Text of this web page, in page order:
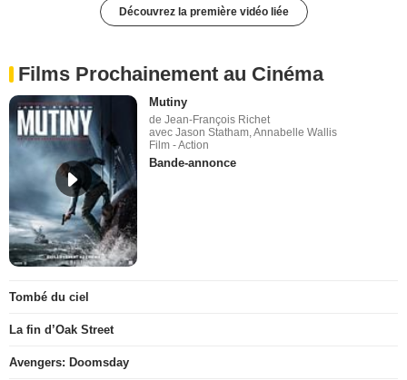
Découvrez la première vidéo liée
Films Prochainement au Cinéma
Mutiny
de Jean-François Richet
avec Jason Statham, Annabelle Wallis
Film - Action
Bande-annonce
Tombé du ciel
La fin d’Oak Street
Avengers: Doomsday